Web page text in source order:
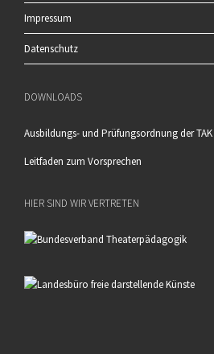
Impressum
Datenschutz
DOWNLOADS
Ausbildungs- und Prüfungsordnung der TAK
Leitfaden zum Vorsprechen
HIER SIND WIR VERTRETEN